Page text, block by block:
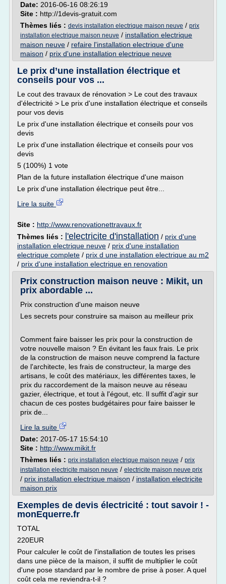
Date: 2016-06-16 08:26:19
Site : http://1devis-gratuit.com
Thèmes liés : devis installation electrique maison neuve / prix
installation electrique maison neuve / installation electrique
maison neuve / refaire l'installation electrique d'une
maison / prix d'une installation electrique neuve
Le prix d’une installation électrique et
conseils pour vos ...
Le cout des travaux de rénovation > Le cout des travaux
d'électricité > Le prix d'une installation électrique et conseils
pour vos devis
Le prix d'une installation électrique et conseils pour vos
devis
Le prix d'une installation électrique et conseils pour vos
devis
5 (100%) 1 vote
Plan de la future installation électrique d'une maison
Le prix d'une installation électrique peut être...
Lire la suite
Site : http://www.renovationettravaux.fr
Thèmes liés :
l'electricite d'installation / prix d'une
installation electrique neuve / prix d'une installation
electrique complete / prix d une installation electrique au m2
/ prix d'une installation electrique en renovation
Prix construction maison neuve : Mikit, un
prix abordable ...
Prix construction d'une maison neuve
Les secrets pour construire sa maison au meilleur prix
Comment faire baisser les prix pour la construction de
votre nouvelle maison ? En évitant les faux frais. Le prix
de la construction de maison neuve comprend la facture
de l'architecte, les frais de constructeur, la marge des
artisans, le coût des matériaux, les différentes taxes, le
prix du raccordement de la maison neuve au réseau
gazier, électrique, et tout à l'égout, etc. Il suffit d'agir sur
chacun de ces postes budgétaires pour faire baisser le
prix de...
Lire la suite
Date: 2017-05-17 15:54:10
Site : http://www.mikit.fr
Thèmes liés : prix installation electrique maison neuve / prix
installation electricite maison neuve / electricite maison neuve prix
/ prix installation electrique maison / installation electricite
maison prix
Exemples de devis électricité : tout savoir ! -
monEquerre.fr
TOTAL
220EUR
Pour calculer le coût de l'installation de toutes les prises
dans une pièce de la maison, il suffit de multiplier le coût
d'une pose standard par le nombre de prise à poser. A quel
coût cela me reviendra-t-il ?